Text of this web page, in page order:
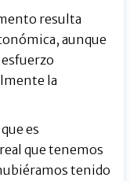
resulta
aunque
la
es
que tenemos
tenido